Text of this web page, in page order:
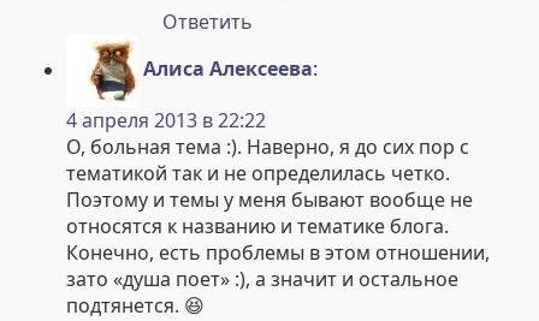
Ответить
Алиса Алексеева:
4 апреля 2013 в 22:22
О, больная тема :). Наверно, я до сих пор с
тематикой так и не определилась четко.
Поэтому и темы у меня бывают вообще не
относятся к названию и тематике блога.
Конечно, есть проблемы в этом отношении,
зато «душа поет» :), а значит и остальное
подтянется. 😆